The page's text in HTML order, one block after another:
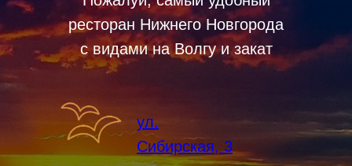
ресторан Нижнего Новгорода
с видами на Волгу и закат
ул.
Сибирская, 3